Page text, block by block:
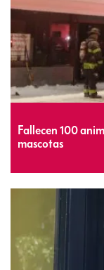
Fallecen 100
mascotas